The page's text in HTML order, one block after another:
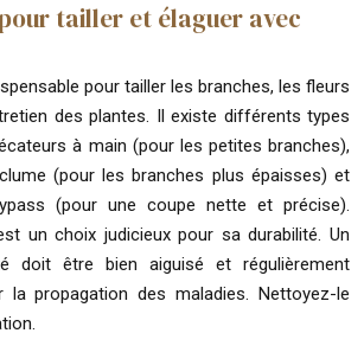
tailler et élaguer avec
pour tailler les branches, les fleurs
des plantes. Il existe différents types
à main (pour les petites branches),
(pour les branches plus épaisses) et
(pour une coupe nette et précise).
un choix judicieux pour sa durabilité. Un
doit être bien aiguisé et régulièrement
la propagation des maladies. Nettoyez-le